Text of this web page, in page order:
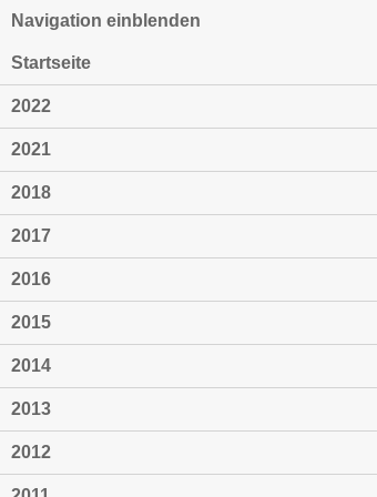
Navigation einblenden
Startseite
2022
2021
2018
2017
2016
2015
2014
2013
2012